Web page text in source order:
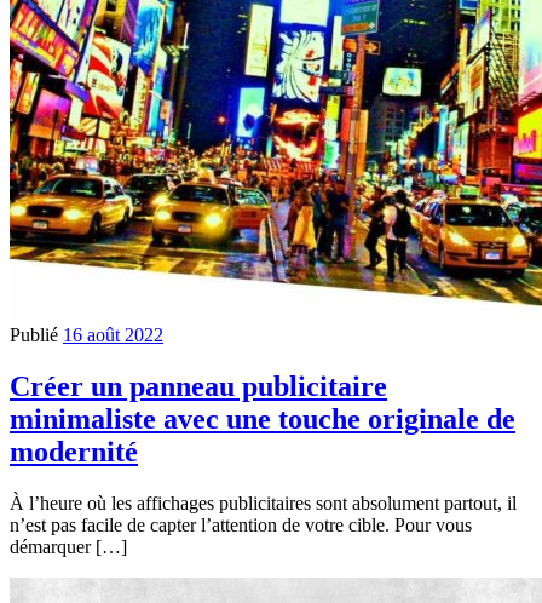
Publié 16 août 2022
Créer un panneau publicitaire
minimaliste avec une touche originale de
modernité
À l’heure où les affichages publicitaires sont absolument partout, il
n’est pas facile de capter l’attention de votre cible. Pour vous
démarquer […]